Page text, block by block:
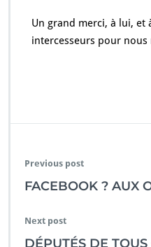
Un grand merci, à lui, et
intercesseurs pour
Previous post
FACEBOOK ? AUX
Next post
DÉPUTÉS DE